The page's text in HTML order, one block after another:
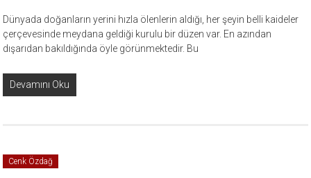
Dünyada doğanların yerini hızla ölenlerin aldığı, her şeyin belli kaideler
çerçevesinde meydana geldiği kurulu bir düzen var. En azından
dışarıdan bakıldığında öyle görünmektedir. Bu
Devamını Oku
Cenk Özdağ